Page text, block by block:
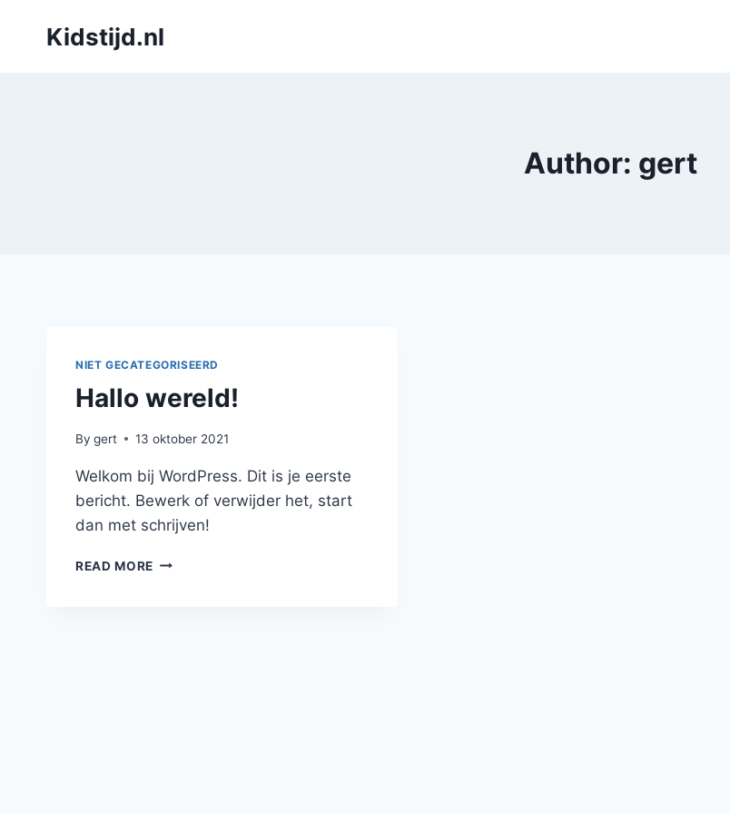
Kidstijd.nl
Author: gert
NIET GECATEGORISEERD
Hallo wereld!
By gert 13 oktober 2021
Welkom bij WordPress. Dit is je eerste
bericht. Bewerk of verwijder het, start
dan met schrijven!
READ MORE HALLO